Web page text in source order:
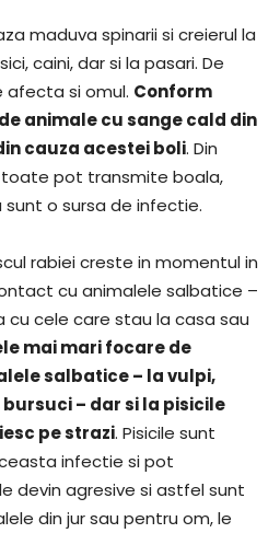
maduva spinarii si creierul la
caini, dar si la pasari. De
si omul. Conform
animale cu sange cald din
cauza acestei boli. Din
toate pot transmite boala,
o sursa de infectie.
rabiei creste in momentul in
cu animalele salbatice –
cele care stau la casa sau
mai mari focare de
salbatice – la vulpi,
– dar si la pisicile
pe strazi. Pisicile sunt
infectie si pot
devin agresive si astfel sunt
din jur sau pentru om, le